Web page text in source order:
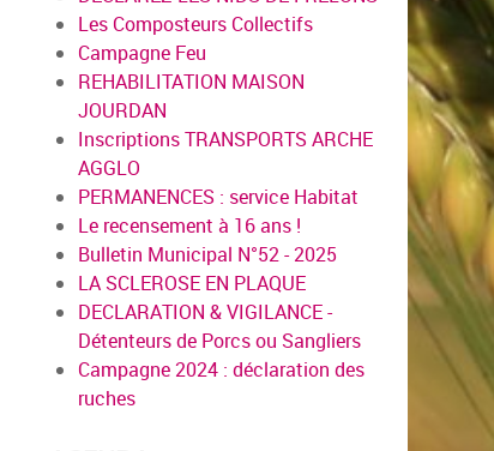
Les Composteurs Collectifs
Campagne Feu
REHABILITATION MAISON
JOURDAN
Inscriptions TRANSPORTS ARCHE
AGGLO
PERMANENCES : service Habitat
Le recensement à 16 ans !
Bulletin Municipal N°52 - 2025
LA SCLEROSE EN PLAQUE
DECLARATION & VIGILANCE -
Détenteurs de Porcs ou Sangliers
Campagne 2024 : déclaration des
ruches